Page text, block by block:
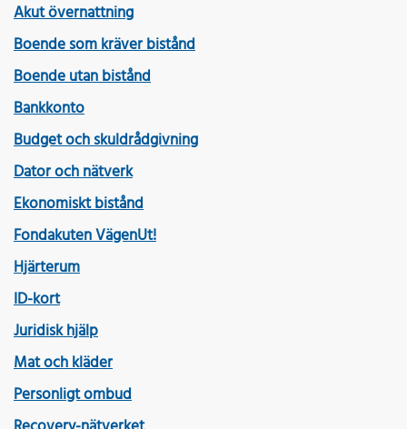
Akut övernattning
Boende som kräver bistånd
Boende utan bistånd
Bankkonto
Budget och skuldrådgivning
Dator och nätverk
Ekonomiskt bistånd
Fondakuten VägenUt!
Hjärterum
ID-kort
Juridisk hjälp
Mat och kläder
Personligt ombud